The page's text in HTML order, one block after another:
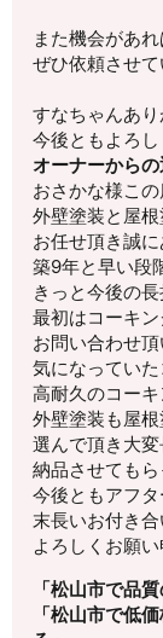
また機会があれ
ぜひ依頼させて
すなちゃんあ
今後ともよろし
オーナーから
おさかな様こ
外壁塗装と屋
お任せ頂き誠に
築9年と早い段
きっと今後の
最初はコーキ
お問い合わせ
気になってい
高耐久のコー
外壁塗装も屋
選んで頂き大
納品させてもら
今後ともアフ
末長いお付き
よろしくお願い
「松山市で品
「松山市で低